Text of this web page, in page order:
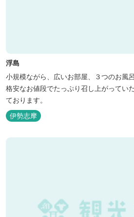
浮島
小規模ながら、広いお部屋、３つのお風
格安なお値段でたっぷり召し上がってい
ております。
伊勢志摩